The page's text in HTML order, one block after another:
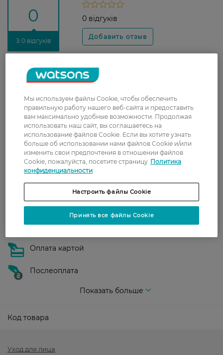
0
З 0 відгуків
0 відгуків
Доставка
В отделение Новой почты - 99 грн, бесплатно
от 699 грн
Укрпочта
Стоимость доставки – 79 грн, бесплатная
доставка от – 599 грн
Забрать сегодня в магазине Watsons
Стоимость доставки – 0 грн
Показать больше
Оплата
Оплата картой
Послеоплата
Показать больше
Код товара
Уход для лица
Мы используем файлы Cookie, чтобы обеспечить
правильную работу нашего веб-сайта и предоставить
вам максимально удобные возможности. Продолжая
использовать наш сайт, вы соглашаетесь на
использование файлов Cookie. Если вы хотите узнать
больше об использовании нами файлов Cookie и/или
изменить свои предпочтения в отношении файлов
Cookie, пожалуйста, посетите страницу Политика
конфиденциальности
Настроить файлы Cookie
Принять все файлы Cookie